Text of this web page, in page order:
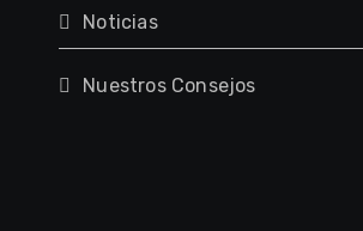
Noticias
Nuestros Consejos